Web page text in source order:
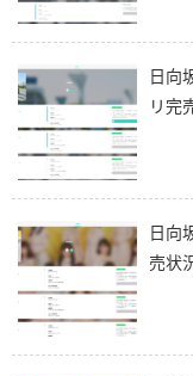
日向
リ完
日向
売状